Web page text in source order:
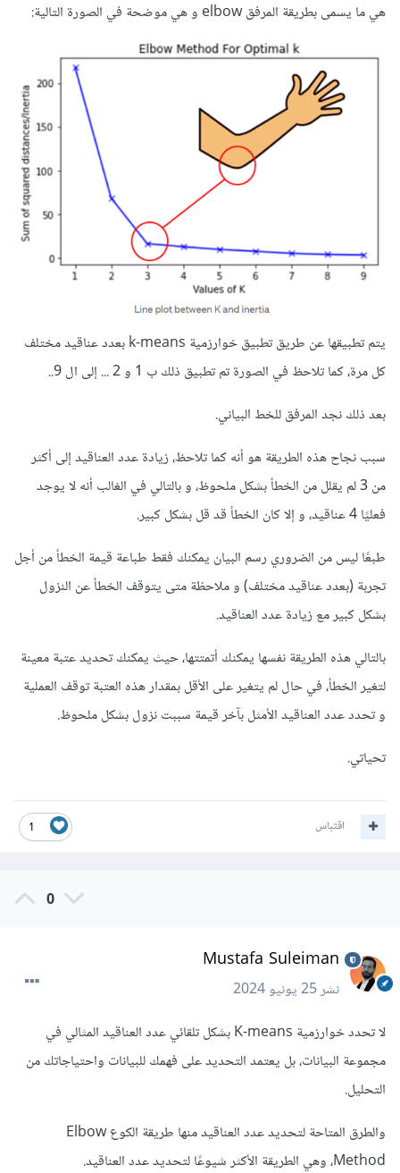
هي ما يسمى بطريقة المرفق elbow و هي موضحة في الصورة التالية:
يتم تطبيقها عن طريق تطبيق خوارزمية k-means بعدد عناقيد مختلف
كل مرة، كما تلاحظ في الصورة تم تطبيق ذلك ب 1 و 2 ... إلى ال 9..
بعد ذلك نجد المرفق للخط البياني.
سبب نجاح هذه الطريقة هو أنه كما تلاحظ، زيادة عدد العناقيد إلى أكثر
من 3 لم يقلل من الخطأ بشكل ملحوظ، و بالتالي في الغالب أنه لا يوجد
فعليًا 4 عناقيد، و إلا كان الخطأ قد قل بشكل كبير.
طبعًا ليس من الضروري رسم البيان يمكنك فقط طباعة قيمة الخطأ من أجل
تجربة (بعدد عناقيد مختلف) و ملاحظة متى يتوقف الخطأ عن النزول
بشكل كبير مع زيادة عدد العناقيد.
بالتالي هذه الطريقة نفسها يمكنك أتمتتها، حيث يمكنك تحديد عتبة معينة
لتغير الخطأ، في حال لم يتغير على الأقل بمقدار هذه العتبة توقف العملية
و تحدد عدد العناقيد الأمثل بآخر قيمة سببت نزول بشكل ملحوظ.
تحياتي.
1 اقتباس
0
Mustafa Suleiman
نشر25 يونيو 2024
لا تحدد خوارزمية K-means بشكل تلقائي عدد العناقيد المثالي في
مجموعة البيانات، بل يعتمد التحديد على فهمك للبيانات واحتياجاتك من
التحليل.
والطرق المتاحة لتحديد عدد العناقيد منها
طريقة الكوع Elbow
Method، وهي الطريقة الأكثر شيوعًا لتحديد عدد العناقيد.